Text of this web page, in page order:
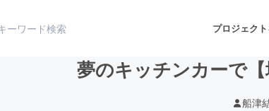
プロジェク
夢のキッチンカーで
船津